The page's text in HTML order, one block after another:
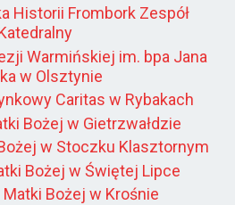
Historii Frombork Zespół
Warmińskiej im. bpa Jana
w Olsztynie
Caritas w Rybakach
Bożej w Gietrzwałdzie
w Stoczku Klasztornym
Bożej w Świętej Lipce
Bożej w Krośnie